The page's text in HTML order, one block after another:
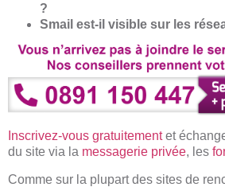
?
Smail est-il visible sur les
Inscrivez-vous gratuitementet
du site via la messagerie privée, les fo
Comme sur la plupart des sites de